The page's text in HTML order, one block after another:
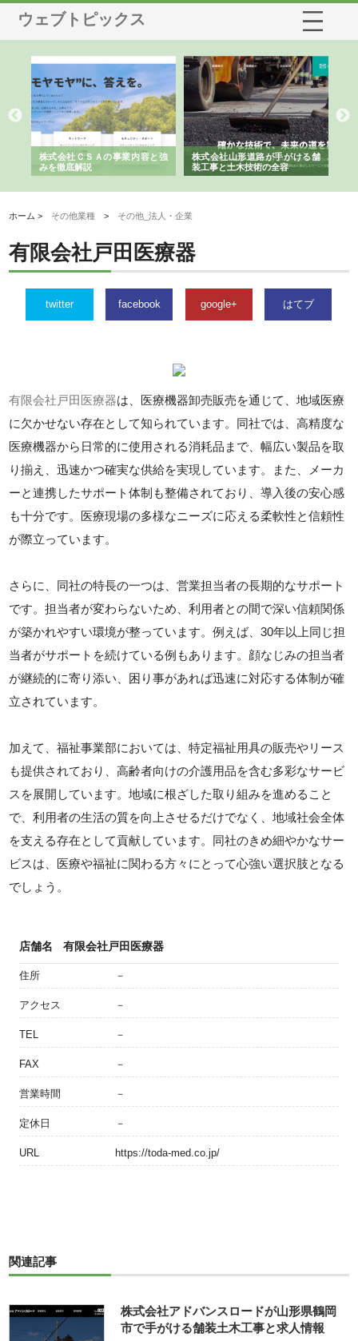
ウェブトピックス
株式会社ＣＳＡの事業内容と強
みを徹底解説
株式会社山形道路が手がける舗
装工事と土木技術の全容
ホーム > その他業種 > その他_法人・企業
有限会社戸田医療器
twitter facebook google+ はてブ
有限会社戸田医療器は、医療機器卸売販売を通じて、地域医療
に欠かせない存在として知られています。同社では、高精度な
医療機器から日常的に使用される消耗品まで、幅広い製品を取
り揃え、迅速かつ確実な供給を実現しています。また、メーカ
ーと連携したサポート体制も整備されており、導入後の安心感
も十分です。医療現場の多様なニーズに応える柔軟性と信頼性
が際立っています。
さらに、同社の特長の一つは、営業担当者の長期的なサポート
です。担当者が変わらないため、利用者との間で深い信頼関係
が築かれやすい環境が整っています。例えば、30年以上同じ担
当者がサポートを続けている例もあります。顔なじみの担当者
が継続的に寄り添い、困り事があれば迅速に対応する体制が確
立されています。
加えて、福祉事業部においては、特定福祉用具の販売やリース
も提供されており、高齢者向けの介護用品を含む多彩なサービ
スを展開しています。地域に根ざした取り組みを進めること
で、利用者の生活の質を向上させるだけでなく、地域社会全体
を支える存在として貢献しています。同社のきめ細やかなサー
ビスは、医療や福祉に関わる方々にとって心強い選択肢となる
でしょう。
店舗名 有限会社戸田医療器
住所 －
アクセス －
TEL －
FAX －
営業時間 －
定休日 －
URL https://toda-med.co.jp/
関連記事
株式会社アドバンスロードが山形県鶴岡
市で手がける舗装土木工事と求人情報